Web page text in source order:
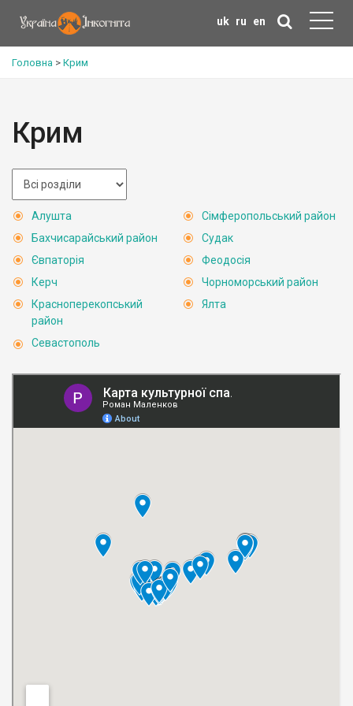
uk ru en
Головна > Крим
Крим
Алушта
Бахчисарайський район
Євпаторія
Керч
Красноперекопський
район
Севастополь
Сімферопольський район
Судак
Феодосія
Чорноморський район
Ялта